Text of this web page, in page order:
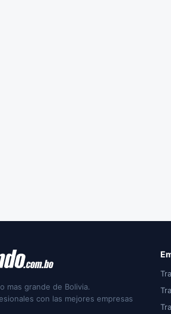
mas grande de Bolivia.
con las mejores empresas